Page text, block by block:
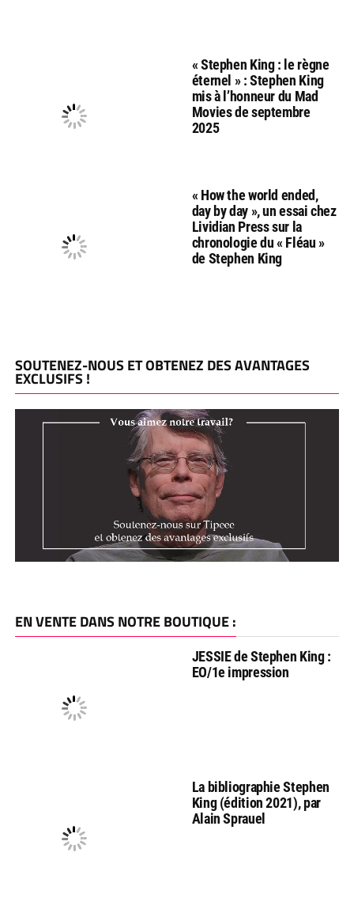
« Stephen King : le règne
éternel » : Stephen King
mis à l’honneur du Mad
Movies de septembre
2025
« How the world ended,
day by day », un essai chez
Lividian Press sur la
chronologie du « Fléau »
de Stephen King
SOUTENEZ-NOUS ET OBTENEZ DES AVANTAGES
EXCLUSIFS !
EN VENTE DANS NOTRE BOUTIQUE :
JESSIE de Stephen King :
EO/1e impression
La bibliographie Stephen
King (édition 2021), par
Alain Sprauel